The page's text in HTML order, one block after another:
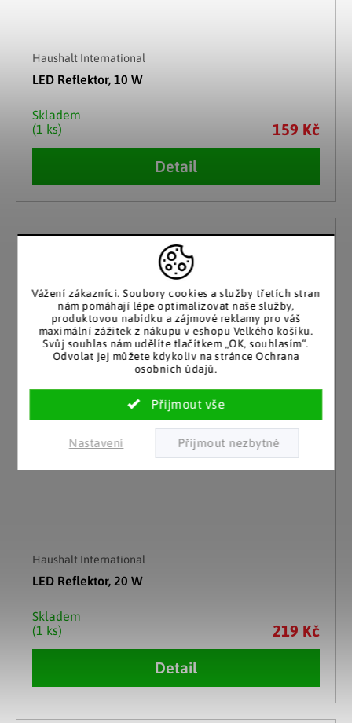
Vážení zákazníci. Soubory cookies a služby třetích stran
nám pomáhají lépe optimalizovat naše služby,
produktovou nabídku a zájmové reklamy pro váš
maximální zážitek z nákupu v eshopu Velkého košíku.
Svůj souhlas nám udělíte tlačítkem „OK, souhlasím“.
Odvolat jej můžete kdykoliv na stránce Ochrana
osobních údajů.
Nastavení
Haushalt International
LED Reflektor, 10 W
Skladem
(1 ks)
159 Kč
Detail
Haushalt International
LED Reflektor, 20 W
Skladem
(1 ks)
219 Kč
Detail